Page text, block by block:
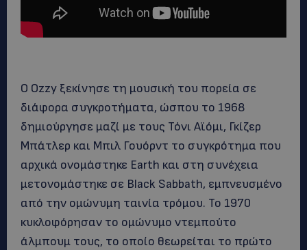
Ο Ozzy ξεκίνησε τη μουσική του πορεία σε
διάφορα συγκροτήματα, ώσπου το 1968
δημιούργησε μαζί με τους Τόνι Αϊόμι, Γκίζερ
Μπάτλερ και Μπιλ Γουόρντ το συγκρότημα που
αρχικά ονομάστηκε Earth και στη συνέχεια
μετονομάστηκε σε Black Sabbath, εμπνευσμένο
από την ομώνυμη ταινία τρόμου. Το 1970
κυκλοφόρησαν το ομώνυμο ντεμπούτο
άλμπουμ τους, το οποίο θεωρείται το πρώτο